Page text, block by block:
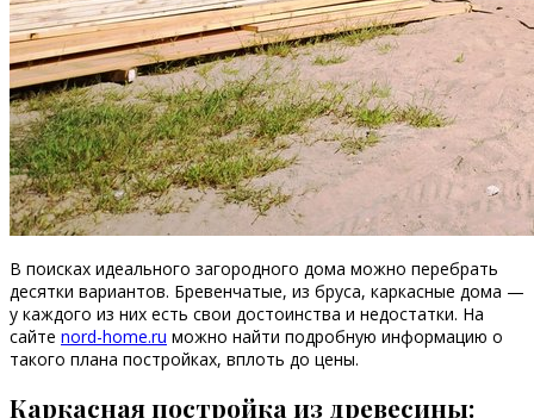
В поисках идеального загородного дома можно перебрать
десятки вариантов. Бревенчатые, из бруса, каркасные дома —
у каждого из них есть свои достоинства и недостатки. На
сайте nord-home.ru можно найти подробную информацию о
такого плана постройках, вплоть до цены.
Каркасная постройка из древесины: